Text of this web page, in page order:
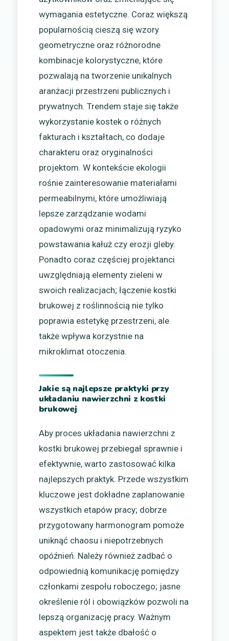
wymagania estetyczne. Coraz większą
popularnością cieszą się wzory
geometryczne oraz różnorodne
kombinacje kolorystyczne, które
pozwalają na tworzenie unikalnych
aranżacji przestrzeni publicznych i
prywatnych. Trendem staje się także
wykorzystanie kostek o różnych
fakturach i kształtach, co dodaje
charakteru oraz oryginalności
projektom. W kontekście ekologii
rośnie zainteresowanie materiałami
permeabilnymi, które umożliwiają
lepsze zarządzanie wodami
opadowymi oraz minimalizują ryzyko
powstawania kałuż czy erozji gleby.
Ponadto coraz częściej projektanci
uwzględniają elementy zieleni w
swoich realizacjach; łączenie kostki
brukowej z roślinnością nie tylko
poprawia estetykę przestrzeni, ale
także wpływa korzystnie na
mikroklimat otoczenia.
Jakie są najlepsze praktyki przy
układaniu nawierzchni z kostki
brukowej
Aby proces układania nawierzchni z
kostki brukowej przebiegał sprawnie i
efektywnie, warto zastosować kilka
najlepszych praktyk. Przede wszystkim
kluczowe jest dokładne zaplanowanie
wszystkich etapów pracy; dobrze
przygotowany harmonogram pomoże
uniknąć chaosu i niepotrzebnych
opóźnień. Należy również zadbać o
odpowiednią komunikację pomiędzy
członkami zespołu roboczego; jasne
określenie ról i obowiązków pozwoli na
lepszą organizację pracy. Ważnym
aspektem jest także dbałość o